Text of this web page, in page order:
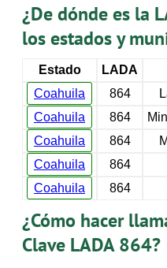
¿De dónde es la
los estados y
Estado LADA
Coahuila
864
Coahuila
864
Coahuila
864
Coahuila
864
Coahuila
864
¿Cómo hacer
Clave LADA 864?